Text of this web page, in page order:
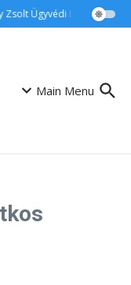
Zsolt Ügyvédi Iroda
Main Menu